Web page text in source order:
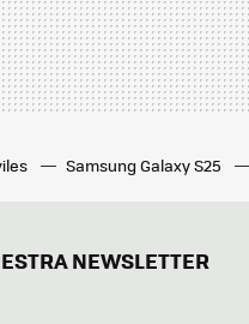
Samsung Galaxy S25
NEWSLETTER